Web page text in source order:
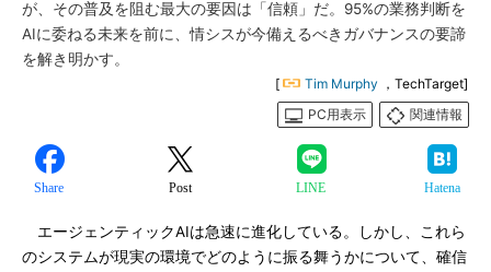
が、その普及を阻む最大の要因は「信頼」だ。95%の業務判断を
AIに委ねる未来を前に、情シスが今備えるべきガバナンスの要諦
を解き明かす。
[ Tim Murphy ，TechTarget]
PC用表示
関連情報
Share Post LINE Hatena
エージェンティックAIは急速に進化している。しかし、これら
のシステムが現実の環境でどのように振る舞うかについて、確信